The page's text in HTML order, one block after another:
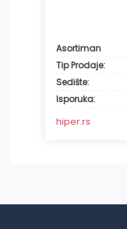
Asortiman
Tip Prodaje:
Sedište:
Isporuka:
hiper.rs